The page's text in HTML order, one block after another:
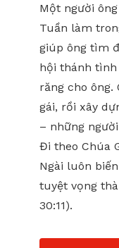
Một người
Tuần làm
giúp ông tìm
hội thánh
răng cho ông.
gái, rồi xây
– những
Đi theo Chúa
Ngài luôn
tuyệt vọng
30:11).